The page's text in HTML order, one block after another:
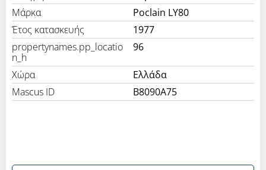
Μάρκα
Poclain LY80
Έτος κατασκευής
1977
propertynames.pp_locatio
n_h
96
Χώρα
Ελλάδα
Mascus ID
B8090A75